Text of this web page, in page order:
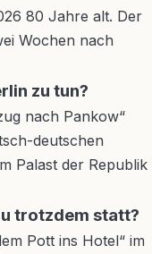
80 Jahre alt. Der
Wochen nach
zu tun?
nach Pankow“
deutschen
Palast der Republik
trotzdem statt?
Pott ins Hotel“ im